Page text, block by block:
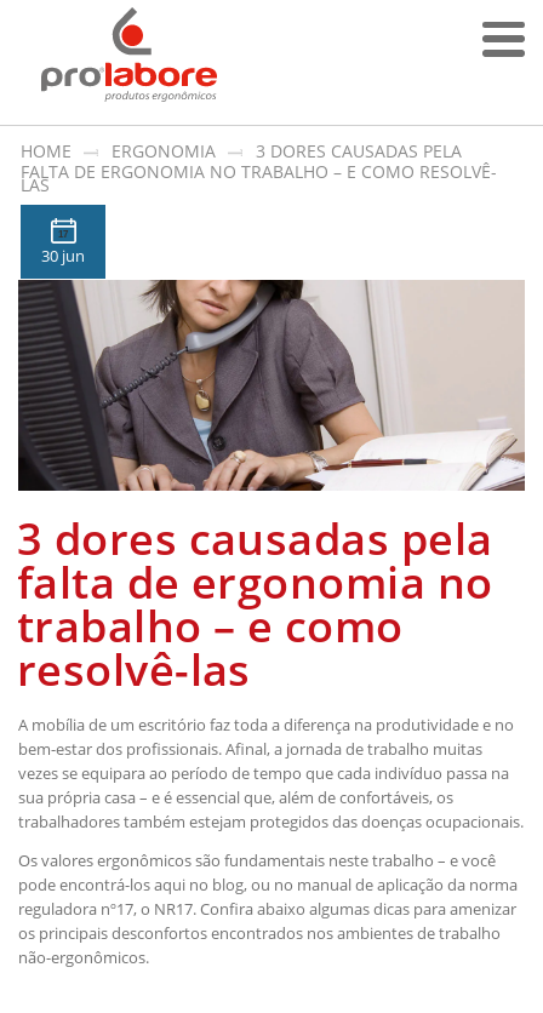
HOME ERGONOMIA
3 DORES CAUSADAS PELA
FALTA DE ERGONOMIA NO TRABALHO – E COMO RESOLVÊ-
LAS
17
30 jun
3 dores causadas pela
falta de ergonomia no
trabalho – e como
resolvê-las
A mobília de um escritório faz toda a diferença na produtividade e no
bem-estar dos profissionais. Afinal, a jornada de trabalho muitas
vezes se equipara ao período de tempo que cada indivíduo passa na
sua própria casa – e é essencial que, além de confortáveis, os
trabalhadores também estejam protegidos das doenças ocupacionais.
Os valores ergonômicos são fundamentais neste trabalho – e você
pode encontrá-los aqui no blog, ou no manual de aplicação da norma
reguladora nº17, o NR17. Confira abaixo algumas dicas para amenizar
os principais desconfortos encontrados nos ambientes de trabalho
não-ergonômicos.